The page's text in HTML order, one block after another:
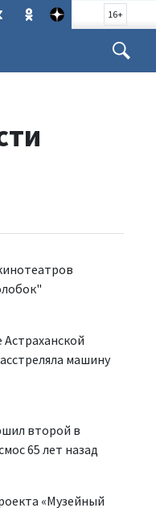
16+
машину
второй в
65 лет назад
«Музейный